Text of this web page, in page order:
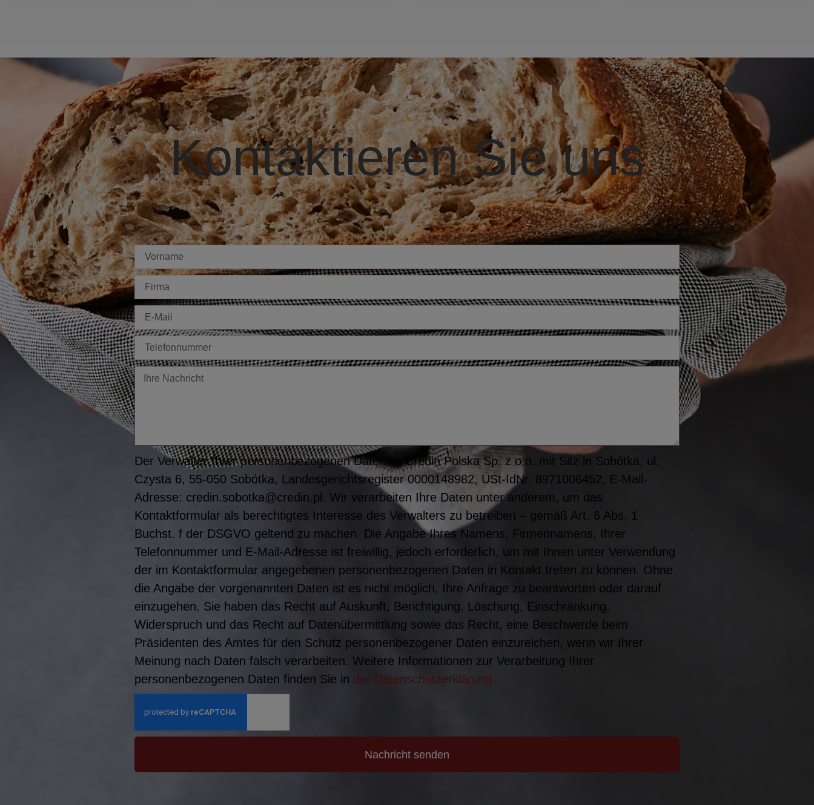
Kontaktieren Sie uns
Imię
Firma
E-
mail
Tel
Twoja
wiadomość
Der Verwalter Ihrer personenbezogenen Daten ist Credin Polska Sp. z o.o. mit Sitz in Sobótka, ul.
Czysta 6, 55-050 Sobótka, Landesgerichtsregister 0000148982, USt-IdNr. 8971006452, E-Mail-
Adresse: credin.sobotka@credin.pl. Wir verarbeiten Ihre Daten unter anderem, um das
Kontaktformular als berechtigtes Interesse des Verwalters zu betreiben – gemäß Art. 6 Abs. 1
Buchst. f der DSGVO geltend zu machen. Die Angabe Ihres Namens, Firmennamens, Ihrer
Telefonnummer und E-Mail-Adresse ist freiwillig, jedoch erforderlich, um mit Ihnen unter Verwendung
der im Kontaktformular angegebenen personenbezogenen Daten in Kontakt treten zu können. Ohne
die Angabe der vorgenannten Daten ist es nicht möglich, Ihre Anfrage zu beantworten oder darauf
einzugehen. Sie haben das Recht auf Auskunft, Berichtigung, Löschung, Einschränkung,
Widerspruch und das Recht auf Datenübermittlung sowie das Recht, eine Beschwerde beim
Präsidenten des Amtes für den Schutz personenbezogener Daten einzureichen, wenn wir Ihrer
Meinung nach Daten falsch verarbeiten. Weitere Informationen zur Verarbeitung Ihrer
personenbezogenen Daten finden Sie in der Datenschutzerklärung.
Nachricht senden